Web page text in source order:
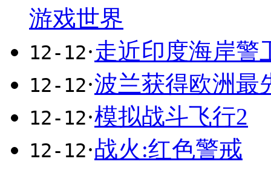
游戏世界
12-12·走近印度海岸警
12-12·波兰获得欧洲最
12-12·模拟战斗飞行2
12-12·战火:红色警戒